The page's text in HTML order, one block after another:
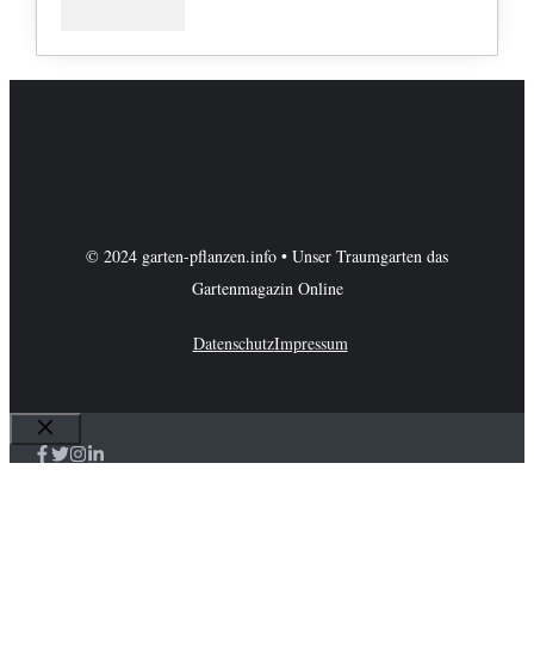
© 2024 garten-pflanzen.info • Unser Traumgarten das
Gartenmagazin Online
DatenschutzImpressum
Schließen